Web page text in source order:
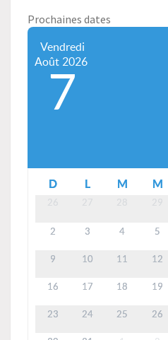
Prochaines dates
Vendredi
Août 2026
7
D L M M
2 3 4 5
9 10 11 12
16 17 18 19
23 24 25 26